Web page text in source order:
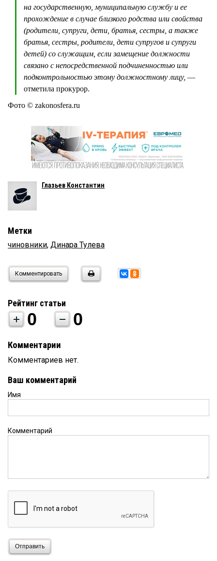
на государственную, муниципальную службу и ее
прохождение в случае близкого родства или свойства
(родители, супруги, дети, братья, сестры, а также
братья, сестры, родители, дети супругов и супруги
детей) со служащим, если замещение должности
связано с непосредственной подчиненностью или
подконтрольностью этому должностному лицу, —
отметила прокурор.
Фото © zakonosfera.ru
Глазьев Константин
Метки
чиновники, Динара Тулева
Комментировать
Рейтинг статьи
0 0
Комментарии
Комментариев нет.
Ваш комментарий
Имя
Комментарий
Отправить